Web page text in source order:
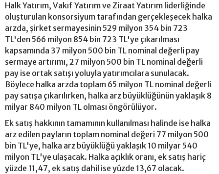
Halk Yatırım, Vakıf Yatırım ve Ziraat Yatırım liderliğinde
oluşturulan konsorsiyum tarafından gerçekleşecek halka
arzda, şirket sermayesinin 529 milyon 354 bin 723
TL'den 566 milyon 854 bin 723 TL'ye çıkarılması
kapsamında 37 milyon 500 bin TL nominal değerli pay
sermaye artırımı, 27 milyon 500 bin TL nominal değerli
pay ise ortak satışı yoluyla yatırımcılara sunulacak.
Böylece halka arzda toplam 65 milyon TL nominal değerli
pay satışa çıkarılırken, halka arz büyüklüğünün yaklaşık 8
milyar 840 milyon TL olması öngörülüyor.
Ek satış hakkının tamamının kullanılması halinde ise halka
arz edilen payların toplam nominal değeri 77 milyon 500
bin TL'ye, halka arz büyüklüğü yaklaşık 10 milyar 540
milyon TL'ye ulaşacak. Halka açıklık oranı, ek satış hariç
yüzde 11,47, ek satış dahil ise yüzde 13,67 olacak.